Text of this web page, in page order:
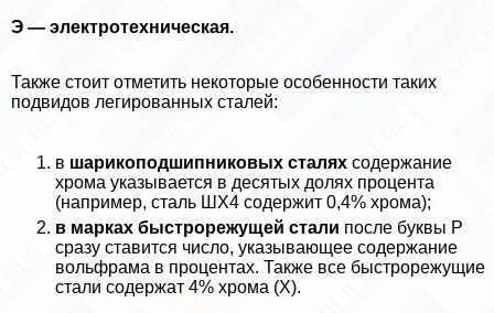
Э — электротехническая.
Также стоит отметить некоторые особенности таких
подвидов легированных сталей:
в шарикоподшипниковых сталях содержание
хрома указывается в десятых долях процента
(например, сталь ШХ4 содержит 0,4% хрома);
в марках быстрорежущей стали после буквы Р
сразу ставится число, указывающее содержание
вольфрама в процентах. Также все быстрорежущие
стали содержат 4% хрома (Х).